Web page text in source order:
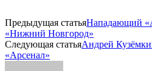
Предыдущая статьяНападающий
«Нижний Новгород»
Следующая статьяАндрей
«Арсенал»